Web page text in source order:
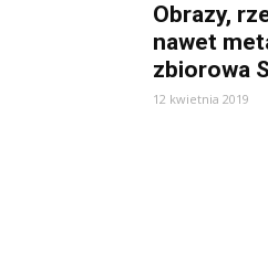
Obrazy,
nawet
zbiorowa
12 kwietnia 2019